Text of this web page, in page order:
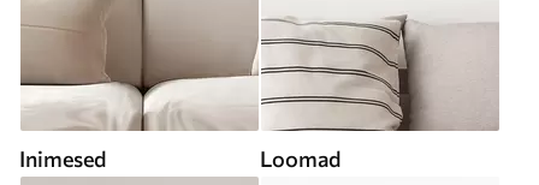
Inimesed Loomad